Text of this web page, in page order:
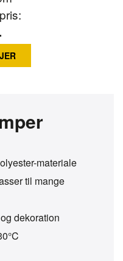
materiale
til mange
dekoration